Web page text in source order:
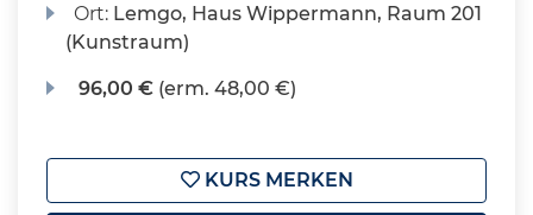
Ort: Lemgo, Haus Wippermann, Raum 201
(Kunstraum)
96,00 € (erm. 48,00 €)
KURS MERKEN